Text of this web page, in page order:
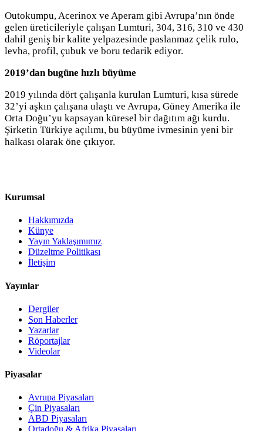
Outokumpu, Acerinox ve Aperam gibi Avrupa’nın önde
gelen üreticileriyle çalışan Lumturi, 304, 316, 310 ve 430
dahil geniş bir kalite yelpazesinde paslanmaz çelik rulo,
levha, profil, çubuk ve boru tedarik ediyor.
2019’dan bugüne hızlı büyüme
2019 yılında dört çalışanla kurulan Lumturi, kısa sürede
32’yi aşkın çalışana ulaştı ve Avrupa, Güney Amerika ile
Orta Doğu’yu kapsayan küresel bir dağıtım ağı kurdu.
Şirketin Türkiye açılımı, bu büyüme ivmesinin yeni bir
halkası olarak öne çıkıyor.
Kurumsal
Hakkımızda
Künye
Yayın Yaklaşımımız
Düzeltme Politikası
İletişim
Yayınlar
Dergiler
Son Haberler
Yazarlar
Röportajlar
Videolar
Piyasalar
Avrupa Piyasaları
Çin Piyasaları
ABD Piyasaları